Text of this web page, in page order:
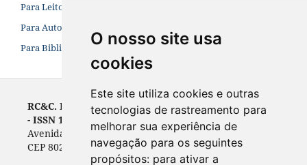
O nosso site usa
cookies
Este site utiliza cookies e outras
tecnologias de rastreamento para
melhorar sua experiência de
navegação para os seguintes
propósitos: para ativar a
Para Leitores
Para Autores
Para Bibliotecários
RC&C. Revista de Contabilidade e Controladoria
- ISSN 1984-6266
Avenida Prefeito Lothário Meissner, 632 - Campus III
CEP 80210-070, Curitiba, PR, Brasil